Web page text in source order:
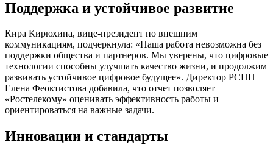
Поддержка и устойчивое развитие
Кира Кирюхина, вице-президент по внешним
коммуникациям, подчеркнула: «Наша работа невозможна без
поддержки общества и партнеров. Мы уверены, что цифровые
технологии способны улучшать качество жизни, и продолжим
развивать устойчивое цифровое будущее». Директор РСПП
Елена Феоктистова добавила, что отчет позволяет
«Ростелекому» оценивать эффективность работы и
ориентироваться на важные задачи.
Инновации и стандарты